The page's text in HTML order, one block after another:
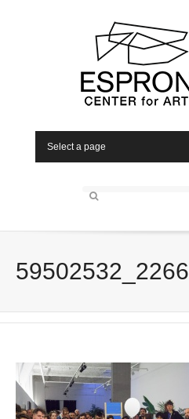
Select a page